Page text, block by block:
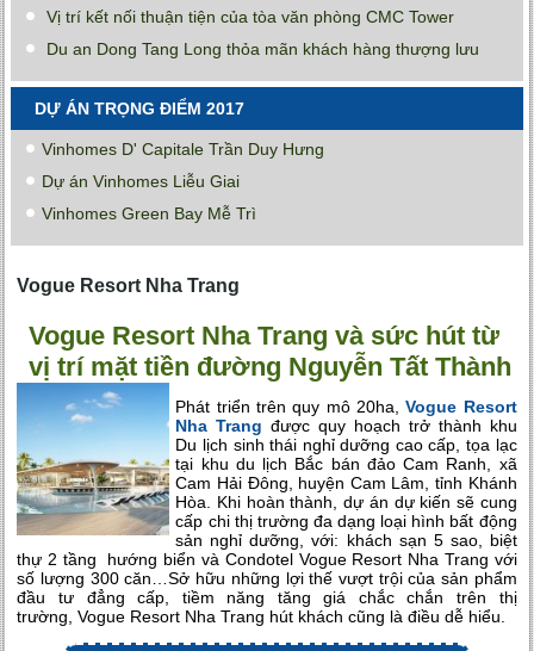
Vị trí kết nối thuận tiện của tòa văn phòng CMC Tower
Du an Dong Tang Long thỏa mãn khách hàng thượng lưu
DỰ ÁN TRỌNG ĐIỂM 2017
Vinhomes D' Capitale Trần Duy Hưng
Dự án Vinhomes Liễu Giai
Vinhomes Green Bay Mễ Trì
Vogue Resort Nha Trang
Vogue Resort Nha Trang và sức hút từ
vị trí mặt tiền đường Nguyễn Tất Thành
Phát triển trên quy mô 20ha,Vogue Resort
Nha Trang được quy hoạch trở thành khu
Du lịch sinh thái nghỉ dưỡng cao cấp, tọa lạc
tại khu du lịch Bắc bán đảo Cam Ranh, xã
Cam Hải Đông, huyện Cam Lâm, tỉnh Khánh
Hòa. Khi hoàn thành, dự án dự kiến sẽ cung
cấp chi thị trường đa dạng loại hình bất động
sản nghỉ dưỡng, với: khách sạn 5 sao, biệt
thự 2 tầng hướng biển và Condotel Vogue Resort Nha Trang với
số lượng 300 căn…Sở hữu những lợi thế vượt trội của sản phẩm
đầu tư đẳng cấp, tiềm năng tăng giá chắc chắn trên thị
trường, Vogue Resort Nha Trang hút khách cũng là điều dễ hiểu.